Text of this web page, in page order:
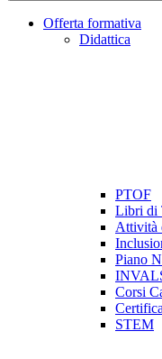
Offerta formativa
Didattica
PTOF
Libri di
Attività
Piano
Corsi
STEM